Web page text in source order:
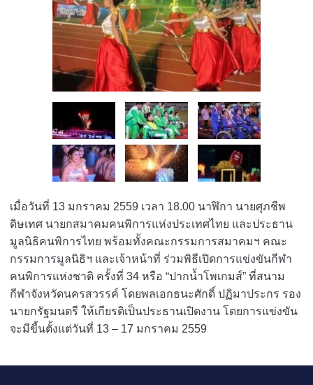
เมื่อวันที่ 13 มกราคม 2559 เวลา 18.00 นาฬิกา นายศุภชีพ
ดิษเทศ นายกสมาคมคนพิการแห่งประเทศไทย และประธาน
มูลนิธิคนพิการไทย พร้อมทั้งคณะกรรมการสมาคมฯ คณะ
กรรมการมูลนิธิฯ และเจ้าหน้าที่ ร่วมพิธีเปิดการแข่งขันกีฬา
คนพิการแห่งชาติ ครั้งที่ 34 หรือ “ปากน้ำโพเกมส์” ที่สนาม
กีฬาจังหวัดนครสวรรค์ โดยพลเอกธนะศักดิ์ ปฏิมาประกร รอง
นายกรัฐมนตรี ให้เกียรติเป็นประธานเปิดงาน โดยการแข่งขัน
จะมีขี้นตั้งแต่วันที่ 13 – 17 มกราคม 2559